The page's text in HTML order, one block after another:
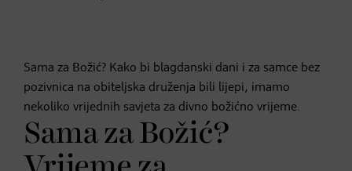
Sama za Božić? Kako bi blagdanski dani i za samce bez
pozivnica na obiteljska druženja bili lijepi, imamo
nekoliko vrijednih savjeta za divno božićno vrijeme.
Sama za Božić?